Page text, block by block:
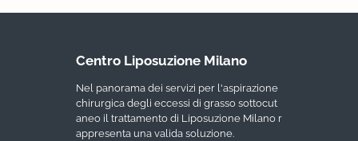
Centro Liposuzione Milano
Nel panorama dei servizi per l'aspirazione
chirurgica degli eccessi di grasso sottocut
aneo il trattamento di Liposuzione Milano r
appresenta una valida soluzione.